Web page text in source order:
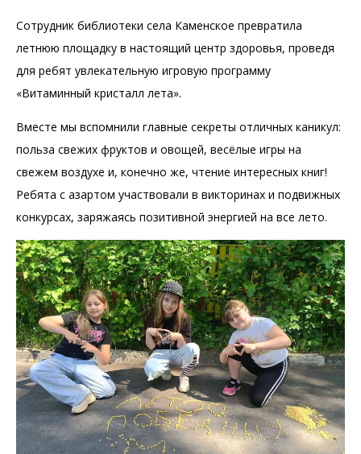
Сотрудник библиотеки села Каменское превратила
летнюю площадку в настоящий центр здоровья, проведя
для ребят увлекательную игровую программу
«Витаминный кристалл лета».
Вместе мы вспомнили главные секреты отличных каникул:
польза свежих фруктов и овощей, весёлые игры на
свежем воздухе и, конечно же, чтение интересных книг!
Ребята с азартом участвовали в викторинах и подвижных
конкурсах, заряжаясь позитивной энергией на все лето.